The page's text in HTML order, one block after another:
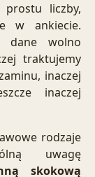
liczby,
w ankiecie.
dane wolno
traktujemy
inaczej
inaczej
rodzaje
uwagę
skokową